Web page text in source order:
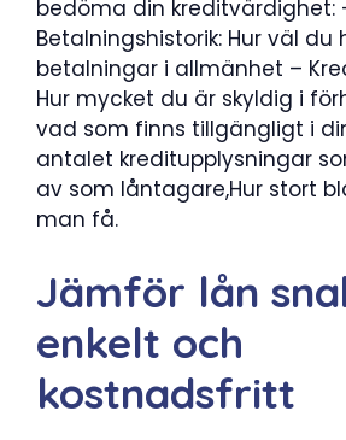
bedöma din kreditvärdighet:
Betalningshistorik: Hur väl du
betalningar i allmänhet –
Hur mycket du är skyldig i
vad som finns tillgängligt i
antalet kreditupplysningar
av som låntagare,Hur stort
man få.
Jämför lån
enkelt och
kostnadsfritt